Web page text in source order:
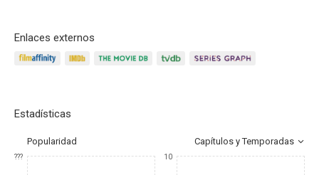
Enlaces externos
Estadísticas
Popularidad Capítulos y Temporadas
??? 10